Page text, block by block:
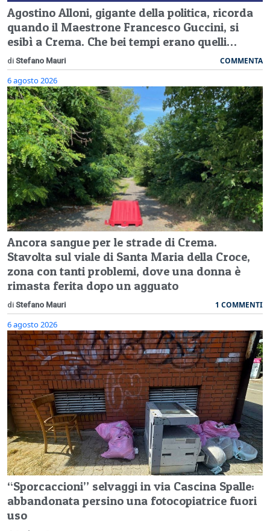
Agostino Alloni, gigante della politica, ricorda
quando il Maestrone Francesco Guccini, si
esibì a Crema. Che bei tempi erano quelli…
di Stefano Mauri COMMENTA
6 agosto 2026
Ancora sangue per le strade di Crema.
Stavolta sul viale di Santa Maria della Croce,
zona con tanti problemi, dove una donna è
rimasta ferita dopo un agguato
di Stefano Mauri 1 COMMENTI
6 agosto 2026
“Sporcaccioni” selvaggi in via Cascina Spalle:
abbandonata persino una fotocopiatrice fuori
uso